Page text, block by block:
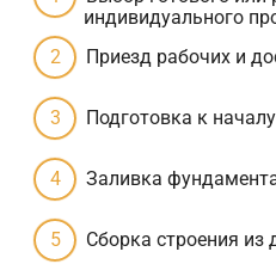
индивидуального
Приезд рабочих и
Подготовка к
Заливка
Сборка строения из